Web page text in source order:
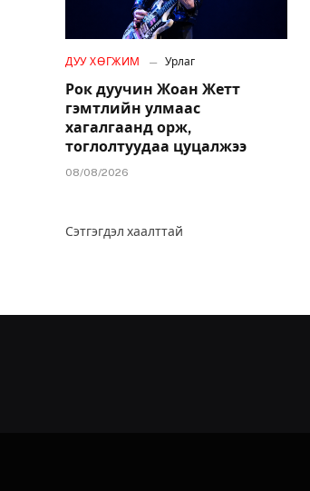
ДУУ ХӨГЖИМ Урлаг
Рок дуучин Жоан Жетт
гэмтлийн улмаас
хагалгаанд орж,
тоглолтуудаа цуцалжээ
08/08/2026
Сэтгэгдэл хаалттай